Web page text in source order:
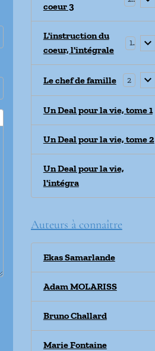
coeur 3
L'instruction du
coeur, l'intégrale
1
Le chef de famille 2
Un Deal pour la vie, tome 1
Un Deal pour la vie, tome 2
Un Deal pour la vie,
l'intégra
Auteurs à connaître
Ekas Samarlande
Adam MOLARISS
Bruno Challard
Marie Fontaine